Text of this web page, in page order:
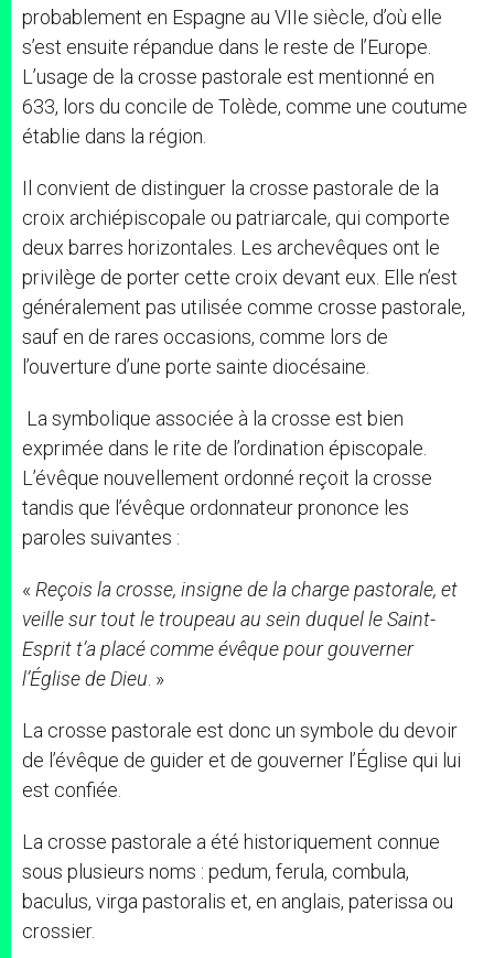
probablement en Espagne au VIIe siècle, d’où elle
s’est ensuite répandue dans le reste de l’Europe.
L’usage de la crosse pastorale est mentionné en
633, lors du concile de Tolède, comme une coutume
établie dans la région.
Il convient de distinguer la crosse pastorale de la
croix archiépiscopale ou patriarcale, qui comporte
deux barres horizontales. Les archevêques ont le
privilège de porter cette croix devant eux. Elle n’est
généralement pas utilisée comme crosse pastorale,
sauf en de rares occasions, comme lors de
l’ouverture d’une porte sainte diocésaine.
La symbolique associée à la crosse est bien
exprimée dans le rite de l’ordination épiscopale.
L’évêque nouvellement ordonné reçoit la crosse
tandis que l’évêque ordonnateur prononce les
paroles suivantes :
« Reçois la crosse, insigne de la charge pastorale, et
veille sur tout le troupeau au sein duquel le Saint-
Esprit t’a placé comme évêque pour gouverner
l’Église de Dieu . »
La crosse pastorale est donc un symbole du devoir
de l’évêque de guider et de gouverner l’Église qui lui
est confiée.
La crosse pastorale a été historiquement connue
sous plusieurs noms : pedum, ferula, combula,
baculus, virga pastoralis et, en anglais, paterissa ou
crossier.